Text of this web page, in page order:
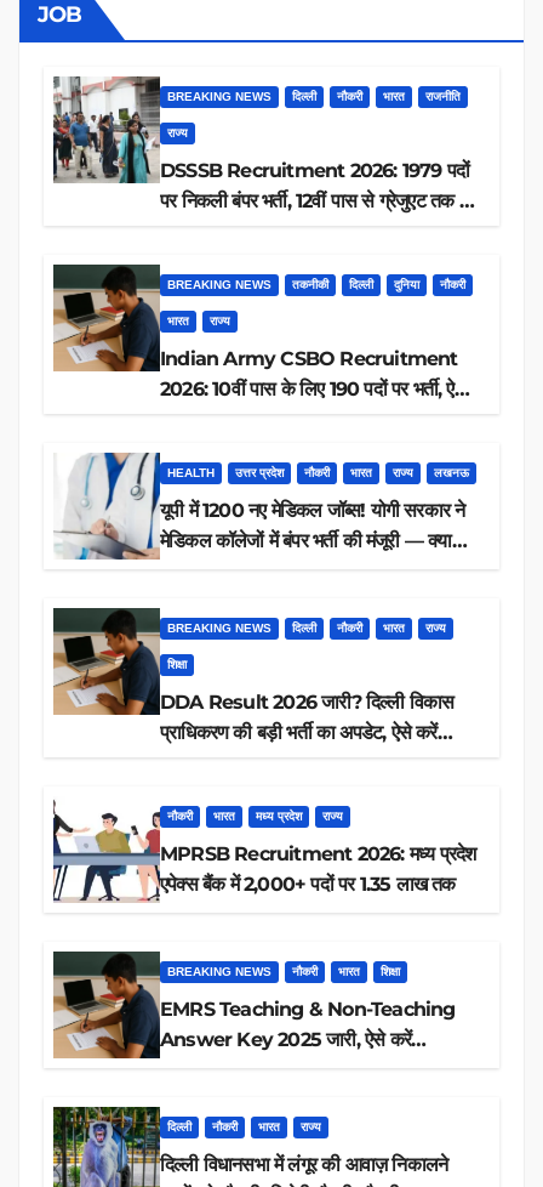
JOB
BREAKING NEWS दिल्ली नौकरी भारत राजनीति
राज्य
DSSSB Recruitment 2026: 1979 पदों
पर निकली बंपर भर्ती, 12वीं पास से ग्रेजुएट तक करें
BREAKING NEWS तकनीकी दिल्ली दुनिया नौकरी
भारत राज्य
Indian Army CSBO Recruitment
2026: 10वीं पास के लिए 190 पदों पर भर्ती, ऐसे
HEALTH उत्तर प्रदेश नौकरी भारत राज्य लखनऊ
यूपी में 1200 नए मेडिकल जॉब्स! योगी सरकार ने
मेडिकल कॉलेजों में बंपर भर्ती की मंजूरी — क्या
BREAKING NEWS दिल्ली नौकरी भारत राज्य
शिक्षा
DDA Result 2026 जारी? दिल्ली विकास
प्राधिकरण की बड़ी भर्ती का अपडेट, ऐसे करें
नौकरी भारत मध्य प्रदेश राज्य
MPRSB Recruitment 2026: मध्य प्रदेश
एपेक्स बैंक में 2,000+ पदों पर 1.35 लाख तक
BREAKING NEWS नौकरी भारत शिक्षा
EMRS Teaching & Non-Teaching
Answer Key 2025 जारी, ऐसे करें
दिल्ली नौकरी भारत राज्य
दिल्ली विधानसभा में लंगूर की आवाज़ निकालने